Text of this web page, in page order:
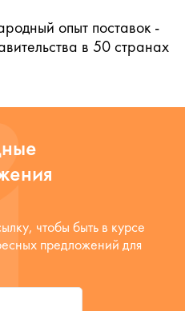
опыт поставок -
в 50 странах
чтобы быть в курсе
предложений для